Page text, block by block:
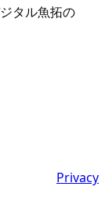
タル魚拓の
Privacy